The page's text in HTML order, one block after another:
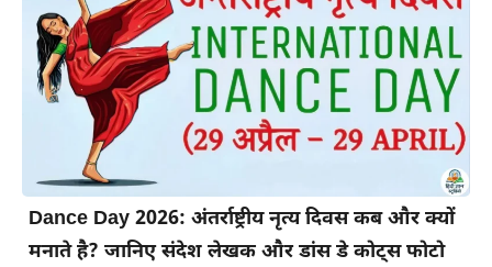
Dance Day 2026: अंतर्राष्ट्रीय नृत्य दिवस कब और क्यों
मनाते है? जानिए संदेश लेखक और डांस डे कोट्स फोटो